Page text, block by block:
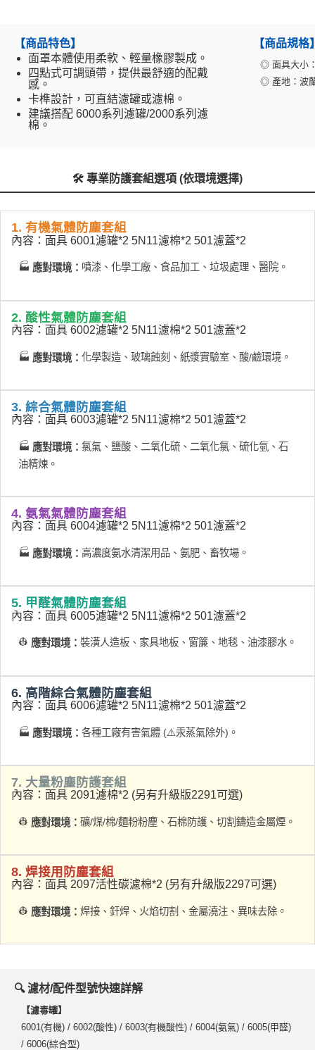
【商品特色】
面罩本體使用柔軟、輕量橡膠製成。
四點式可調頭帶，提供最舒適的配戴
感。
卡榫設計，可直結濾罐或濾棉。
建議搭配 6000系列濾罐/2000系列濾
棉。
【商品規格
◎ 面具大小
◎ 產地：波
🛠️ 專業防護套組選項 (依環境選擇)
1. 有機氣體防塵套組
內容：面具 6001濾罐*2 5N11濾棉*2 501濾蓋*2
🏭 應對環境： 噴漆、化學工廠、食品加工、垃圾處理、醫院。
2. 酸性氣體防塵套組
內容：面具 6002濾罐*2 5N11濾棉*2 501濾蓋*2
🏭 應對環境： 化學製造、玻璃蝕刻、紙漿實驗室、酸/鹼環境。
3. 綜合氣體防塵套組
內容：面具 6003濾罐*2 5N11濾棉*2 501濾蓋*2
🏭 應對環境： 氯氣、鹽酸、二氧化硫、二氧化氯、硫化氫、石
油精煉。
4. 氨氣氣體防塵套組
內容：面具 6004濾罐*2 5N11濾棉*2 501濾蓋*2
🏭 應對環境： 高濃度氨水清潔用品、氨肥、畜牧場。
5. 甲醛氣體防塵套組
內容：面具 6005濾罐*2 5N11濾棉*2 501濾蓋*2
👷 應對環境： 裝潢人造板、家具地板、窗簾、地毯、油漆膠水。
6. 高階綜合氣體防塵套組
內容：面具 6006濾罐*2 5N11濾棉*2 501濾蓋*2
🏭 應對環境： 各種工廠有害氣體 (⚠️汞蒸氣除外)。
7. 大量粉塵防護套組
內容：面具 2091濾棉*2 (另有升級版2291可選)
👷 應對環境： 礦/煤/棉/麵粉粉塵、石棉防護、切割鑄造金屬煙。
8. 焊接用防塵套組
內容：面具 2097活性碳濾棉*2 (另有升級版2297可選)
👷 應對環境： 焊接、釬焊、火焰切割、金屬澆注、異味去除。
🔍 濾材/配件型號快速詳解
【濾毒罐】
6001(有機) / 6002(酸性) / 6003(有機酸性) / 6004(氨氣) / 6005(甲醛)
/ 6006(綜合型)